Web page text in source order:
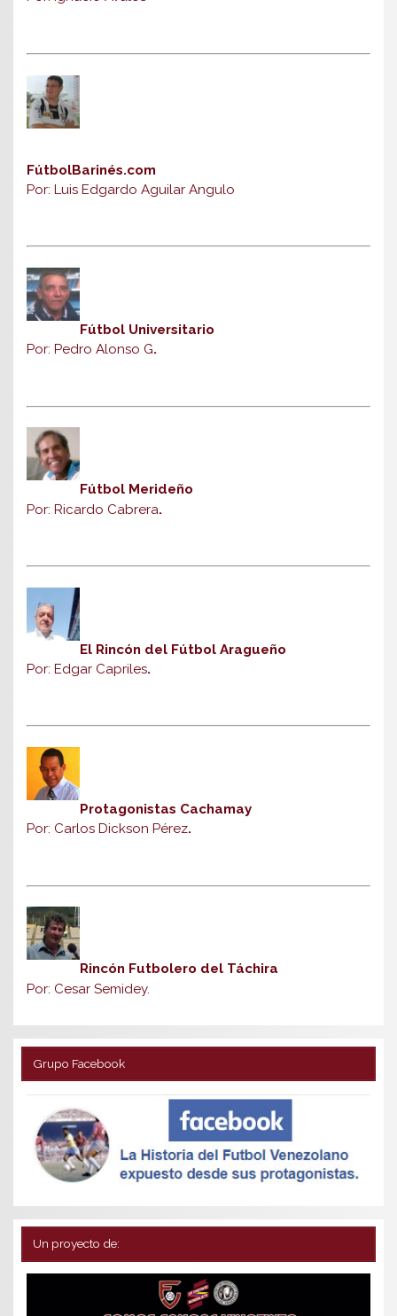
FútbolBarinés.com
Por: Luis Edgardo Aguilar Angulo
Fútbol Universitario
Por: Pedro Alonso G.
Fútbol Merideño
Por: Ricardo Cabrera.
El Rincón del Fútbol Aragueño
Por: Edgar Capriles.
Protagonistas Cachamay
Por: Carlos Dickson Pérez.
Rincón Futbolero del Táchira
Por: Cesar Semidey.
Grupo Facebook
Un proyecto de: